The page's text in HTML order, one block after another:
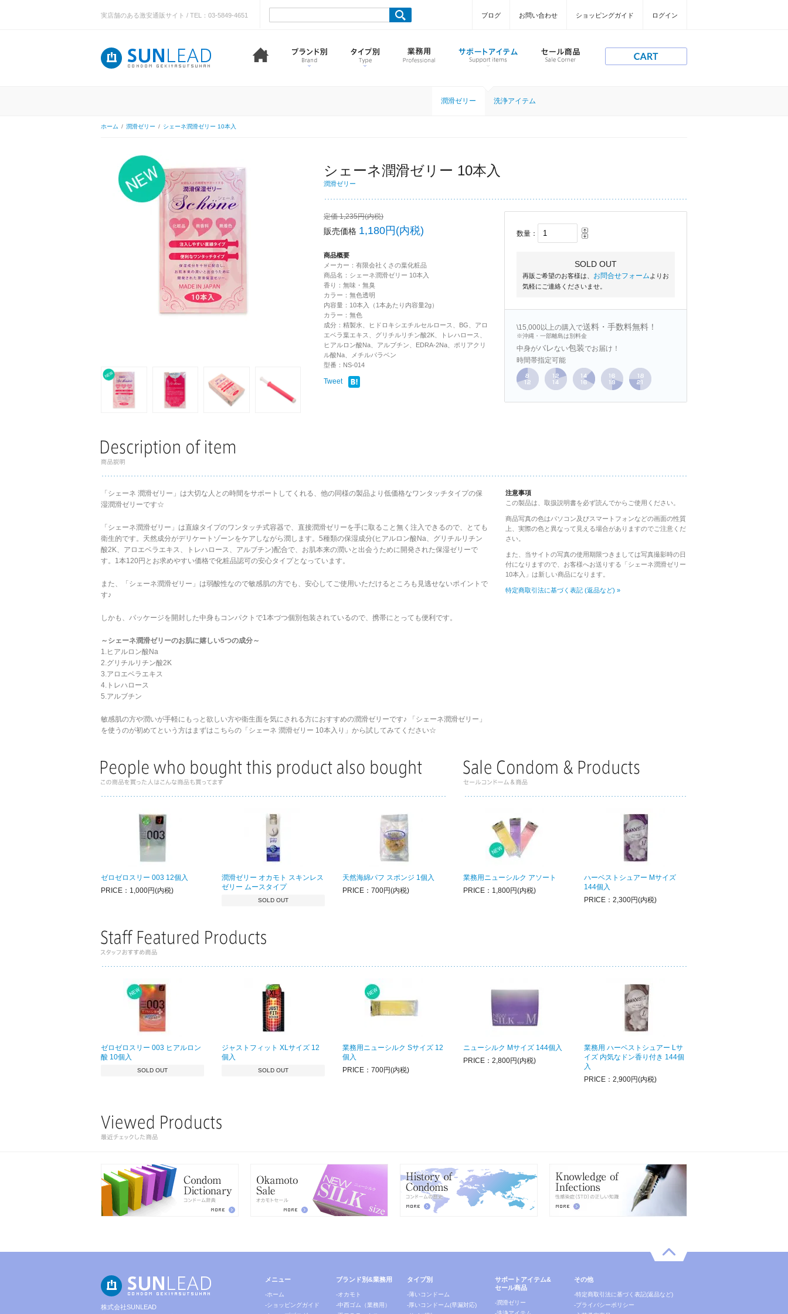
実店舗のある激安通販サイト / TEL：03-5849-4651 ブログ お問い合わせ ショッピングガイド ログイン
潤滑ゼリー 洗浄アイテム
ホーム / 潤滑ゼリー / シェーネ潤滑ゼリー 10本入
シェーネ潤滑ゼリー 10本入
潤滑ゼリー
定価 1,235円(内税)
販売価格 1,180円(内税)
商品概要
メーカー：有限会社くさの葉化粧品
商品名：シェーネ潤滑ゼリー 10本入
香り：無味・無臭
カラー：無色透明
内容量：10本入（1本あたり内容量2g）
カラー：無色
成分：精製水、ヒドロキシエチルセルロース、BG、アロ
エベラ葉エキス、グリチルリチン酸2K、トレハロース、
ヒアルロン酸Na、アルブチン、EDRA-2Na、ポリアクリ
ル酸Na、メチルパラベン
型番：NS-014
Tweet
数量：
SOLD OUT
再販ご希望のお客様は、 お問合せフォーム よりお
気軽にご連絡くださいませ。
\15,000以上の購入で送料・手数料無料！
※沖縄・一部離島は別料金
中身がバレ ない包装でお届け！
時間帯指定可能
「シェーネ 潤滑ゼリー」は大切な人との時間をサポートしてくれる、他の同様の製品より低価格なワンタッチタイプの保
湿潤滑ゼリーです☆
「シェーネ潤滑ゼリー」は直線タイプのワンタッチ式容器で、直接潤滑ゼリーを手に取ること無く注入できるので、とても
衛生的です。天然成分がデリケートゾーンをケアしながら潤します。5種類の保湿成分(ヒアルロン酸Na、グリチルリチン
酸2K、アロエベラエキス、トレハロース、アルブチン)配合で、お肌本来の潤いと出会うために開発された保湿ゼリーで
す。1本120円とお求めやすい価格で化粧品認可の安心タイプとなっています。
また、「シェーネ潤滑ゼリー」は弱酸性なので敏感肌の方でも、安心してご使用いただけるところも見逃せないポイントで
す♪
しかも、パッケージを開封した中身もコンパクトで1本づつ個別包装されているので、携帯にとっても便利です。
～シェーネ潤滑ゼリーのお肌に嬉しい5つの成分～
1.ヒアルロン酸Na
2.グリチルリチン酸2K
3.アロエベラエキス
4.トレハロース
5.アルブチン
敏感肌の方や潤いが手軽にもっと欲しい方や衛生面を気にされる方におすすめの潤滑ゼリーです♪ 「シェーネ潤滑ゼリー」
を使うのが初めてという方はまずはこちらの「シェーネ 潤滑ゼリー 10本入り」から試してみてください☆
注意事項
この製品は、取扱説明書を必ず読んでからご使用ください。
商品写真の色はパソコン及びスマートフォンなどの画面の性質
上、実際の色と異なって見える場合がありますのでご注意くだ
さい。
また、当サイトの写真の使用期限つきましては写真撮影時の日
付になりますので、お客様へお送りする「シェーネ潤滑ゼリー
10本入」は新しい商品になります。
特定商取引法に基づく表記 (返品など) »
ゼロゼロスリー 003 12個入
PRICE：1,000円(内税)
潤滑ゼリー オカモト スキンレス
ゼリー ムースタイプ
SOLD OUT
天然海綿パフ スポンジ 1個入
PRICE：700円(内税)
業務用ニューシルク アソート
PRICE：1,800円(内税)
ハーベストシュアー Mサイズ
144個入
PRICE：2,300円(内税)
ゼロゼロスリー 003 ヒアルロン
酸 10個入
SOLD OUT
ジャストフィット XLサイズ 12
個入
SOLD OUT
業務用ニューシルク Sサイズ 12
個入
PRICE：700円(内税)
ニューシルク Mサイズ 144個入
PRICE：2,800円(内税)
業務用 ハーベストシュアー Lサ
イズ 内気なドン香り付き 144個
入
PRICE：2,900円(内税)
株式会社SUNLEAD
メニュー
-ホーム
-ショッピングガイド
ブランド別&業務用
-オカモト
-中西ゴム（業務用）
タイプ別
-薄いコンドーム
-厚いコンドーム(早漏対応)
サポートアイテム&
セール商品
-潤滑ゼリー
その他
-特定商取引法に基づく表記(返品など)
-プライバシーポリシー